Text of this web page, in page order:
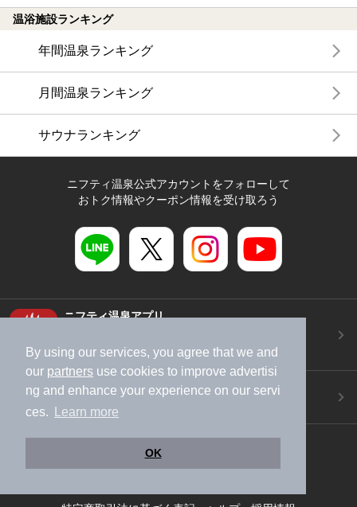
By using our services, you agree that we and
our partners use cookies to improve advertisi
ng and enhance your experience on our servi
ces.
Learn more
OK
温浴施設ランキング
年間温泉ランキング
月間温泉ランキング
サウナランキング
ニフティ温泉公式アカウントをフォローして
おトク情報やクーポン情報を受け取ろう
ニフティ温泉アプリ
今すぐダウンロード！
ご意見ご要望 ・お問い合わせ
施設データの新規追加や修正依頼もこちらから
スマートフォン /
PC